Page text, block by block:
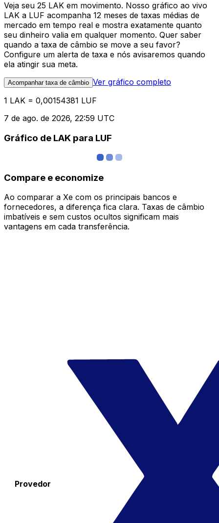
Veja seu 25 LAK em movimento. Nosso gráfico ao vivo
LAK a LUF acompanha 12 meses de taxas médias de
mercado em tempo real e mostra exatamente quanto
seu dinheiro valia em qualquer momento. Quer saber
quando a taxa de câmbio se move a seu favor?
Configure um alerta de taxa e nós avisaremos quando
ela atingir sua meta.
Acompanhar taxa de câmbio Ver gráfico completo
1 LAK = 0,00154381 LUF
7 de ago. de 2026, 22:59 UTC
Gráfico de LAK para LUF
Compare e economize
Ao comparar a Xe com os principais bancos e
fornecedores, a diferença fica clara. Taxas de câmbio
imbatíveis e sem custos ocultos significam mais
vantagens em cada transferência.
Provedor